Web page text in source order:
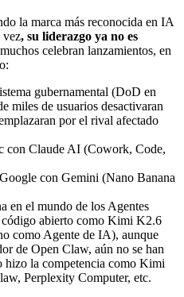
la marca más reconocida en IA
vez, su liderazgo ya no es
celebran lanzamientos, en
gubernamental (DoD en
miles de usuarios desactivaran
por el rival afectado
con Claude AI (Cowork, Code,
con Gemini (Nano Banana
en el mundo de los Agentes
código abierto como Kimi K2.6
como Agente de IA), aunque
de Open Claw, aún no se han
hizo la competencia como Kimi
Perplexity Computer, etc.